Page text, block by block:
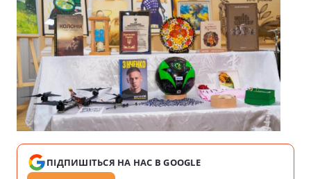
ПІДПИШІТЬСЯ НА НАС В GOOGLE